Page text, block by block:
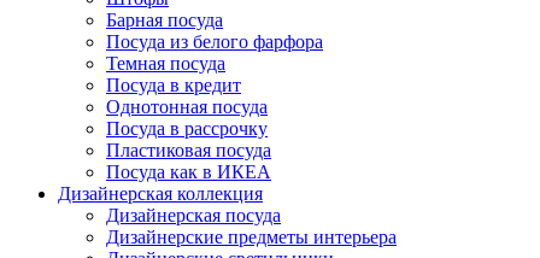
Барная посуда
Посуда из белого фарфора
Темная посуда
Посуда в кредит
Однотонная посуда
Посуда в рассрочку
Пластиковая посуда
Посуда как в ИКЕА
Дизайнерская коллекция
Дизайнерская посуда
Дизайнерские предметы интерьера